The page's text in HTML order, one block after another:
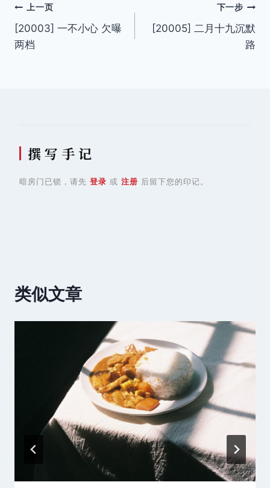
文
章
上一页
[20003] 一不小心 欠曝
两档
下一步
[20005] 二月十九沉默
路
撰 写 手 记
暗房门已锁，请先 登录 或 注册 后留下您的印记。
类似文章